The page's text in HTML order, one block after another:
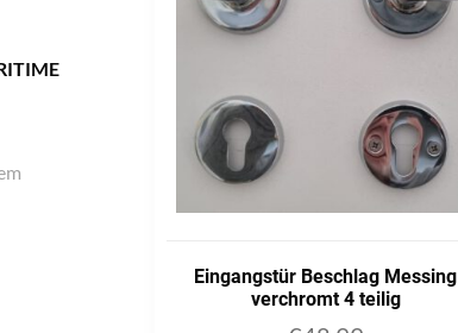
Eingangstür Beschlag Messing
verchromt 4 teilig